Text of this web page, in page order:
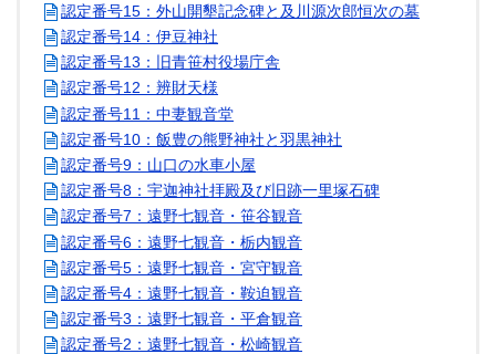
認定番号15：外山開墾記念碑と及川源次郎恒次の墓
認定番号14：伊豆神社
認定番号13：旧青笹村役場庁舎
認定番号12：辨財天様
認定番号11：中妻観音堂
認定番号10：飯豊の熊野神社と羽黒神社
認定番号9：山口の水車小屋
認定番号8：宇迦神社拝殿及び旧跡一里塚石碑
認定番号7：遠野七観音・笹谷観音
認定番号6：遠野七観音・栃内観音
認定番号5：遠野七観音・宮守観音
認定番号4：遠野七観音・鞍迫観音
認定番号3：遠野七観音・平倉観音
認定番号2：遠野七観音・松崎観音